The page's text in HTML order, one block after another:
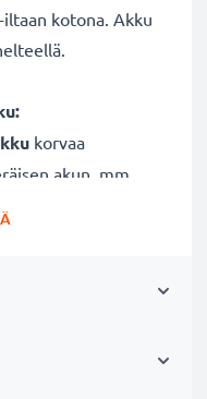
kotona. Akku
korvaa
akun, mm.